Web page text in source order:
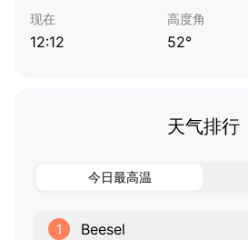
现在
12:12
高度角
52°
天气排行
今日最高温
1 Beesel